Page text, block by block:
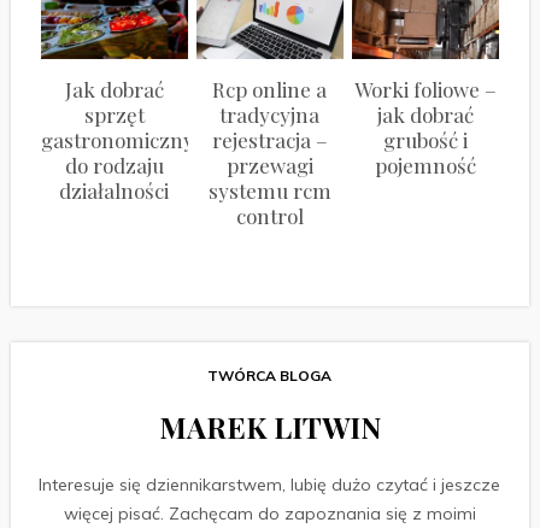
Jak dobrać
sprzęt
gastronomiczny
do rodzaju
działalności
Rcp online a
tradycyjna
rejestracja –
przewagi
systemu rcm
control
Worki foliowe –
jak dobrać
grubość i
pojemność
TWÓRCA BLOGA
MAREK LITWIN
Interesuje się dziennikarstwem, lubię dużo czytać i jeszcze
więcej pisać. Zachęcam do zapoznania się z moimi